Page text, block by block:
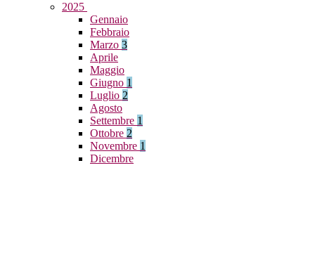
2025
Gennaio
Febbraio
Marzo 3
Aprile
Maggio
Giugno 1
Luglio 2
Agosto
Settembre 1
Ottobre 2
Novembre 1
Dicembre